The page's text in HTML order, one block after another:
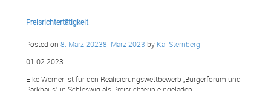
Preisrichtertätigkeit
Posted on 8. März 20238. März 2023 by Kai Sternberg
01.02.2023
Elke Werner ist für den Realisierungswettbewerb „Bürgerforum und